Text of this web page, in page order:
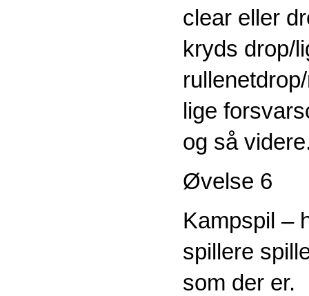
clear eller
kryds drop/
lige
og så
Øvelse 6
Kampspil –
spillere
som der er.